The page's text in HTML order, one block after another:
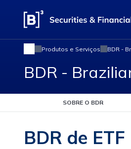
Produtos e Serviços BDR -
BDR -
SOBRE O BDR
BDR de ETF